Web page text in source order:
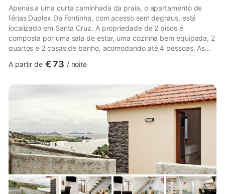
Apenas a uma curta caminhada da praia, o apartamento de
férias Duplex Da Fontinha, com acesso sem degraus, está
localizado em Santa Cruz. A propriedade de 2 pisos é
composta por uma sala de estar, uma cozinha bem equipada, 2
quartos e 2 casas de banho, acomodando até 4 pessoas. As
dedicado para escritório em casa, ventoinha, bem como toalhas
condicionado. A propriedade está situada perto da praia.
Restaurantes encontram-se a cerca de 50 m, a praia fica a 140
A partir de € 73 / noite